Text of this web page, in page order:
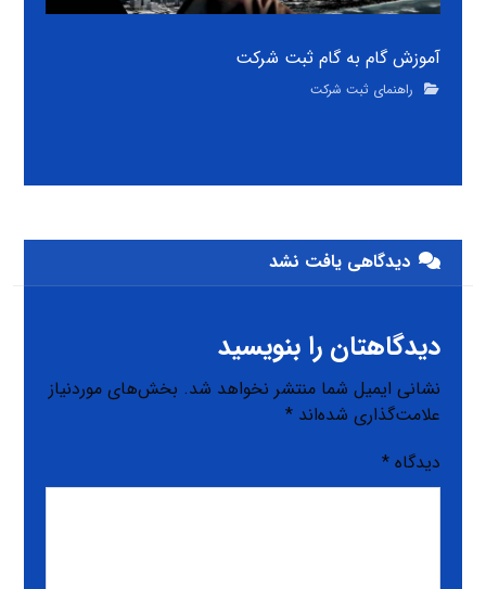
آموزش گام به گام ثبت شرکت
راهنمای ثبت شرکت
دیدگاهی یافت نشد
دیدگاهتان را بنویسید
نشانی ایمیل شما منتشر نخواهد شد. بخش‌های موردنیاز
علامت‌گذاری شده‌اند*
دیدگاه*